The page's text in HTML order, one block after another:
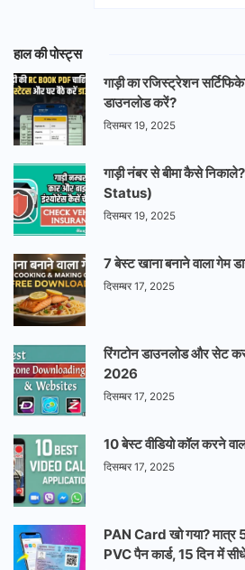
हाल की पोस्ट्स
गाड़ी का रजिस्ट्रेशन
डाउनलोड करें?
दिसम्बर 19, 2025
गाड़ी नंबर से बीमा कैसे
Status)
दिसम्बर 19, 2025
7 बेस्ट खाना बनाने वाला गेम
दिसम्बर 17, 2025
रिंगटोन डाउनलोड और सेट
2026
दिसम्बर 17, 2025
10 बेस्ट वीडियो कॉल करने
दिसम्बर 17, 2025
PAN Card खो गया? मात्र
PVC पैन कार्ड, 15 दिन में